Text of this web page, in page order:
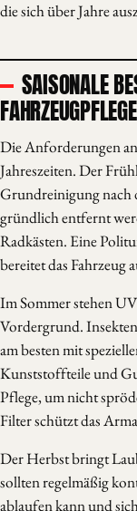
die sich über Jahre
SAISONALE
FAHRZEUGPFLEGE
Die Anforderungen
Jahreszeiten. Der
Grundreinigung nach
gründlich entfernt
Radkästen. Eine
bereitet das Fahrzeug
Im Sommer stehen
Vordergrund.
am besten mit
Kunststoffteile und
Pflege, um nicht
Filter schützt das
Der Herbst bringt
sollten regelmäßig
ablaufen kann und